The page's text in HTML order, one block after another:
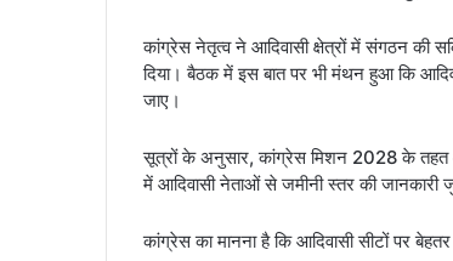
कांग्रेस नेतृत्व ने आदिवासी क्षेत्रों में संगठन की
दिया। बैठक में इस बात पर भी मंथन हुआ कि
जाए।
सूत्रों के अनुसार, कांग्रेस मिशन 2028 के तहत
में आदिवासी नेताओं से जमीनी स्तर की जानकारी
कांग्रेस का मानना है कि आदिवासी सीटों पर